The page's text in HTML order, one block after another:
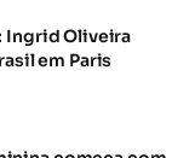
Ingrid Oliveira
em Paris